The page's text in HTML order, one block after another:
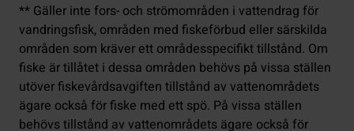
** Gäller inte fors- och strömområden i vattendrag för
vandringsfisk, områden med fiskeförbud eller särskilda
områden som kräver ett områdesspecifikt tillstånd. Om
fiske är tillåtet i dessa områden behövs på vissa ställen
utöver fiskevårdsavgiften tillstånd av vattenområdets
ägare också för fiske med ett spö. På vissa ställen
behövs tillstånd av vattenområdets ägare också för